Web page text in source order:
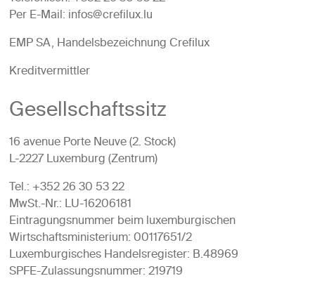
Per E-Mail: infos@crefilux.lu
EMP SA, Handelsbezeichnung Crefilux
Kreditvermittler
Gesellschaftssitz
16 avenue Porte Neuve (2. Stock)
L-2227 Luxemburg (Zentrum)
Tel.: +352 26 30 53 22
MwSt.-Nr.: LU-16206181
Eintragungsnummer beim luxemburgischen
Wirtschaftsministerium: 00117651/2
Luxemburgisches Handelsregister: B.48969
SPFE-Zulassungsnummer: 219719